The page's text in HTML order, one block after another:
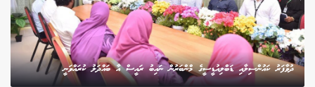
ދުވާފަރު ކައުންސިލާއި ޑަބްލިއުޑީސީގެ މްންބަރުން ނައިބު ރައީސް އާ ބައްދަލު ކުރައްވަނީ